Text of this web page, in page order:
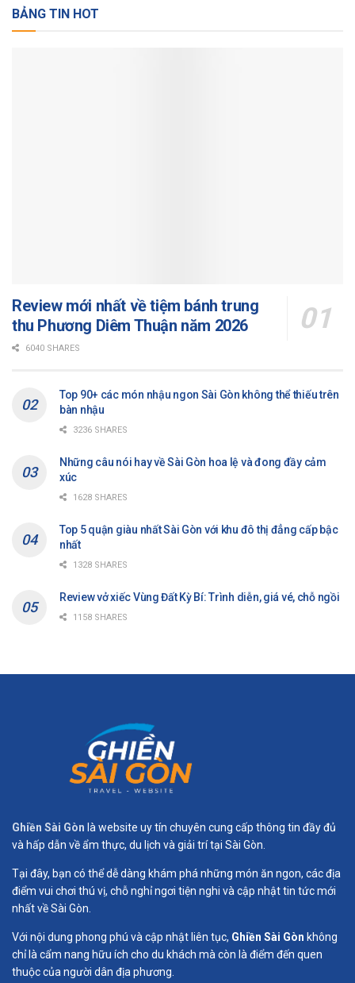
BẢNG TIN HOT
Review mới nhất về tiệm bánh trung
thu Phương Diêm Thuận năm 2026
6040 SHARES
Top 90+ các món nhậu ngon Sài Gòn không thể thiếu trên
bàn nhậu
3236 SHARES
Những câu nói hay về Sài Gòn hoa lệ và đong đầy cảm
xúc
1628 SHARES
Top 5 quận giàu nhất Sài Gòn với khu đô thị đẳng cấp bậc
nhất
1328 SHARES
Review vở xiếc Vùng Đất Kỳ Bí: Trình diễn, giá vé, chỗ ngồi
1158 SHARES
Ghiền Sài Gòn là website uy tín chuyên cung cấp thông tin đầy đủ
và hấp dẫn về ẩm thực, du lịch và giải trí tại Sài Gòn.
Tại đây, bạn có thể dễ dàng khám phá những món ăn ngon, các địa
điểm vui chơi thú vị, chỗ nghỉ ngơi tiện nghi và cập nhật tin tức mới
nhất về Sài Gòn.
Với nội dung phong phú và cập nhật liên tục, Ghiền Sài Gòn không
chỉ là cẩm nang hữu ích cho du khách mà còn là điểm đến quen
thuộc của người dân địa phương.